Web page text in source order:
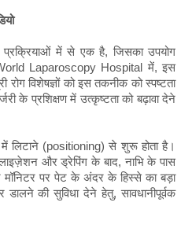
में से एक है, जिसका उपयोग
World Laparoscopy Hospital में, इस
रोग विशेषज्ञों को इस तकनीक को स्पष्टता
के प्रशिक्षण में उत्कृष्टता को बढ़ावा देने
लिटाने (positioning) से शुरू होता है।
और ड्रेपिंग के बाद, नाभि के पास
मॉनिटर पर पेट के अंदर के हिस्से का बड़ा
की सुविधा देने हेतु, सावधानीपूर्वक